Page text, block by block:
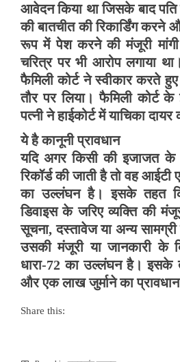
आवेदन किया था जिसके बाद पति
की बातचीत की रिकार्डिंग करने
रूप में पेश करने की मंजूरी
चरित्र पर भी आरोप लगाया
फैमिली कोर्ट ने स्वीकार करते हुए
तौर पर लिया। फैमिली
पत्नी ने हाईकोर्ट में याचिका दायर
ये है कानूनी प्रावधान
यदि अगर किसी की इजाजत के
रिकॉर्ड की जाती है तो वह आईटी
का उल्लंघन है। इसके तहत
डिवाइस के जरिए व्यक्ति की
सूचना, दस्तावेज या अन्य
उसकी मंजूरी या जानकारी के
धारा-72 का उल्लंघन है। इसके
और एक लाख जुर्माने का
Share this: